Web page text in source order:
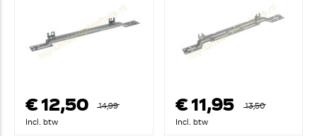
€ 12,50
14,99
Incl. btw
€ 11,95
13,50
Incl. btw